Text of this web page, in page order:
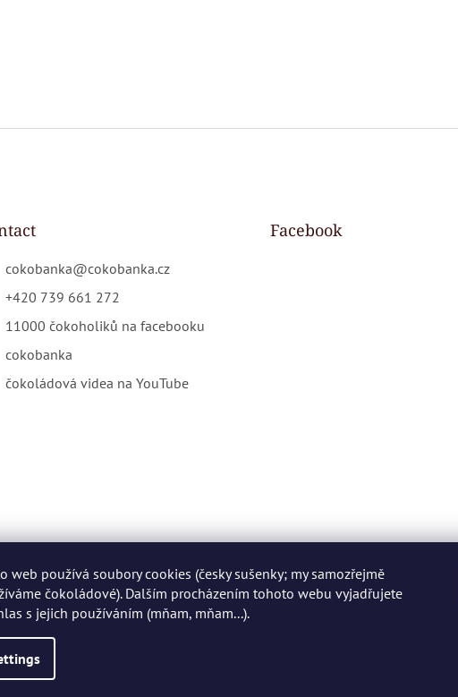
web používá soubory cookies (česky sušenky; my samozřejmě
čokoládové). Dalším procházením tohoto webu vyjadřujete
s jejich používáním (mňam, mňam...).
cokobanka@cokobanka.cz
+420 739 661 272
11000 čokoholiků na facebooku
cokobanka
čokoládová videa na YouTube
Facebook